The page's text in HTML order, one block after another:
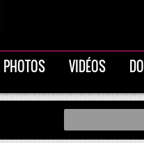
PHOTOS VIDÉOS